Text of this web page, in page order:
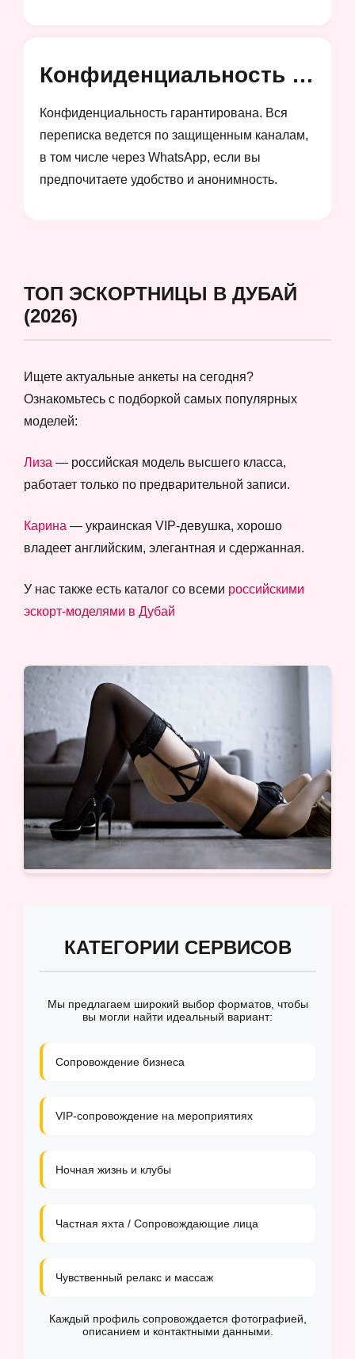
Конфиденциальность и анонимность
Конфиденциальность гарантирована. Вся
переписка ведется по защищенным каналам,
в том числе через WhatsApp, если вы
предпочитаете удобство и анонимность.
ТОП ЭСКОРТНИЦЫ В ДУБАЙ
(2026)
Ищете актуальные анкеты на сегодня?
Ознакомьтесь с подборкой самых популярных
моделей:
Лиза — российская модель высшего класса,
работает только по предварительной записи.
Карина — украинская VIP-девушка, хорошо
владеет английским, элегантная и сдержанная.
У нас также есть каталог со всеми российскими
эскорт-моделями в Дубай
КАТЕГОРИИ СЕРВИСОВ
Мы предлагаем широкий выбор форматов, чтобы
вы могли найти идеальный вариант:
Сопровождение бизнеса
VIP-сопровождение на мероприятиях
Ночная жизнь и клубы
Частная яхта / Сопровождающие лица
Чувственный релакс и массаж
Каждый профиль сопровождается фотографией,
описанием и контактными данными.